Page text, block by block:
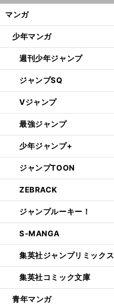
マンガ
少年マンガ
週刊少年ジャンプ
ジャンプSQ
Vジャンプ
最強ジャンプ
少年ジャンプ+
ジャンプTOON
ZEBRACK
ジャンプルーキー！
S-MANGA
集英社ジャンプリミックス
集英社コミック文庫
青年マンガ